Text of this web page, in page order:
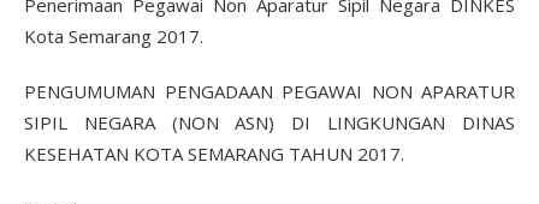
Penerimaan Pegawai Non Aparatur Sipil Negara DINKES
Kota Semarang 2017.
PENGUMUMAN PENGADAAN PEGAWAI NON APARATUR
SIPIL NEGARA (NON ASN) DI LINGKUNGAN DINAS
KESEHATAN KOTA SEMARANG TAHUN 2017.